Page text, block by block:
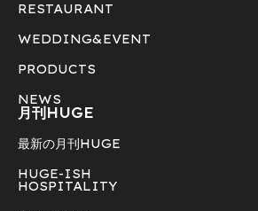
RESTAURANT
WEDDING&EVENT
PRODUCTS
NEWS
月刊HUGE
最新の月刊HUGE
HUGE-ISH
HOSPITALITY